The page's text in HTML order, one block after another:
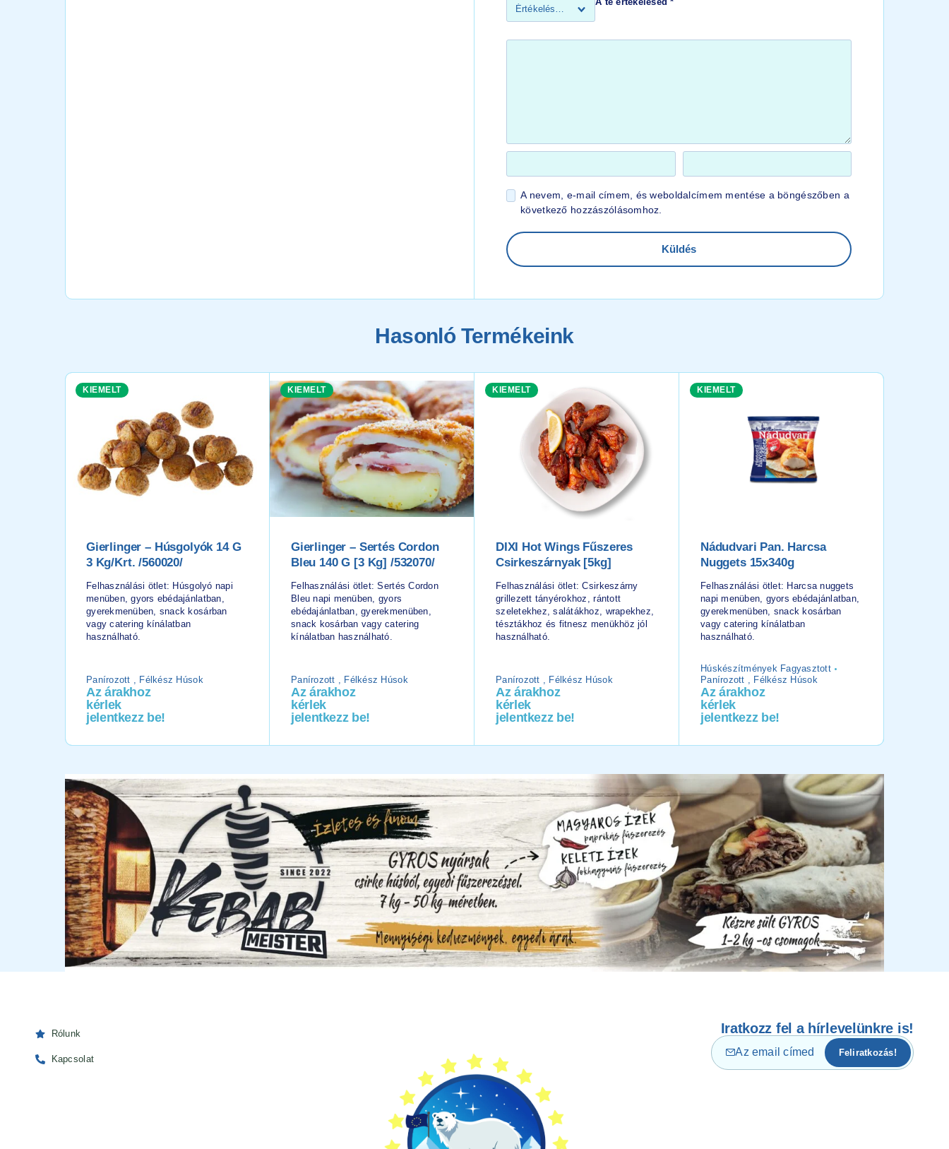
A nevem, e-mail címem, és weboldalcímem mentése a böngészőben a
következő hozzászólásomhoz.
Hasonló Termékeink
KIEMELT
Gierlinger – Húsgolyók 14 G
3 Kg/krt. /560020/
Felhasználási ötlet: Húsgolyó napi
menüben, gyors ebédajánlatban,
gyerekmenüben, snack kosárban
vagy catering kínálatban
használható.
Panírozott , Félkész Húsok
Az árakhoz
kérlek
jelentkezz be!
KIEMELT
Gierlinger – Sertés Cordon
Bleu 140 G [3 Kg] /532070/
Felhasználási ötlet: Sertés Cordon
Bleu napi menüben, gyors
ebédajánlatban, gyerekmenüben,
snack kosárban vagy catering
kínálatban használható.
Panírozott , Félkész Húsok
Az árakhoz
kérlek
jelentkezz be!
KIEMELT
DIXI Hot Wings Fűszeres
Csirkeszárnyak [5kg]
Felhasználási ötlet: Csirkeszárny
grillezett tányérokhoz, rántott
szeletekhez, salátákhoz, wrapekhez,
tésztákhoz és fitnesz menükhöz jól
használható.
Panírozott , Félkész Húsok
Az árakhoz
kérlek
jelentkezz be!
KIEMELT
Nádudvari Pan. Harcsa
Nuggets 15x340g
Felhasználási ötlet: Harcsa nuggets
napi menüben, gyors ebédajánlatban,
gyerekmenüben, snack kosárban
vagy catering kínálatban
használható.
Húskészítmények Fagyasztott
Panírozott , Félkész Húsok
Az árakhoz
kérlek
jelentkezz be!
Rólunk
Kapcsolat
Iratkozz fel a hírlevelünkre is!